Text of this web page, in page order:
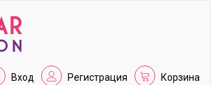
Вход Регистрация Корзина